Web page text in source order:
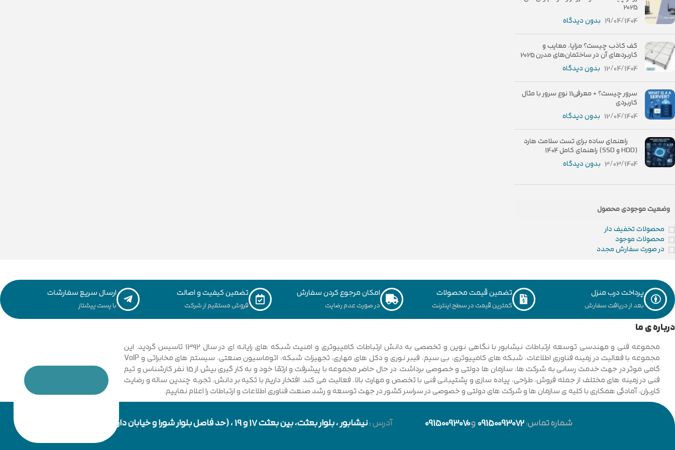
2025
19/04/1404 بدون دیدگاه
کف کاذب چیست؟ مزایا، معایب و
کاربردهای آن در ساختمان‌های مدرن 2025
12/04/1404 بدون دیدگاه
سرور چیست؟ + معرفی11 نوع سرور با مثال
کاربردی
12/04/1404 بدون دیدگاه
راهنمای ساده برای تست سلامت هارد
(HDD و SSD) راهنمای کامل 1404
3/03/1404 بدون دیدگاه
وضعیت موجودی محصول
محصولات تخفیف دار
محصولات موجود
در صورت سفارش مجدد
پرداخت درب منزل
بعد از دریافت سفارش
تضمین قیمت محصولات
کمترین قیمت در سطح اینترنت
امکان مرجوع کردن سفارش
در صورت عدم رضایت
تضمین کیفیت و اصالت
فروش مستقیم از شرکت
ارسال سریع سفارشات
با پست پیشتاز
درباره ی ما
مجموعه فنی و مهندسی توسعه ارتباطات نیشابور با نگاهی نوین و تخصصی به دانش ارتباطات کامپیوتری و امنیت شبکه های رایانه ای در سال 1392 تاسیس گردید. این
مجموعه با فعالیت در زمینه فناوری اطلاعات، شبکه های کامپیوتری، بی سیم، فیبر نوری و دکل های مهاری، تجهیزات شبکه، اتوماسیون صنعتی، سیستم های مخابراتی و VoIP
گامی موثر در جهت خدمت رسانی به شرکت ها، سازمان ها دولتی و خصوصی برداشت. در حال حاضر مجموعه با پیشرفت و ارتقا خود و به کار گیری بیش از 15 نفر کارشناس و تیم
فنی در زمینه های مختلف از جمله فروش، طراحی، پیاده سازی و پشتیبانی فنی با تخصص و مهارت بالا، فعالیت می کند. افتخار داریم با تکیه بر دانش، تجربه چندین ساله و رضایت
کاربران، آمادگی همکاری با کلیه ی سازمان ها و شرکت های دولتی و خصوصی در سراسر کشور در جهت توسعه و رشد صنعت فناوری اطلاعات و ارتباطات را اعلام نماییم.
شماره تماس:09150093072و09150093070 آدرس:نیشابور، بلوار بعثت، بین بعثت 17 و 19 ، (حد فاصل بلوار شورا و خیابان دارایی)